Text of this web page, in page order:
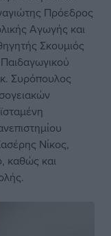
Πρόεδρος
Αγωγής και
Σκουμιός
Συρόπουλος
Νίκος,
καθώς και